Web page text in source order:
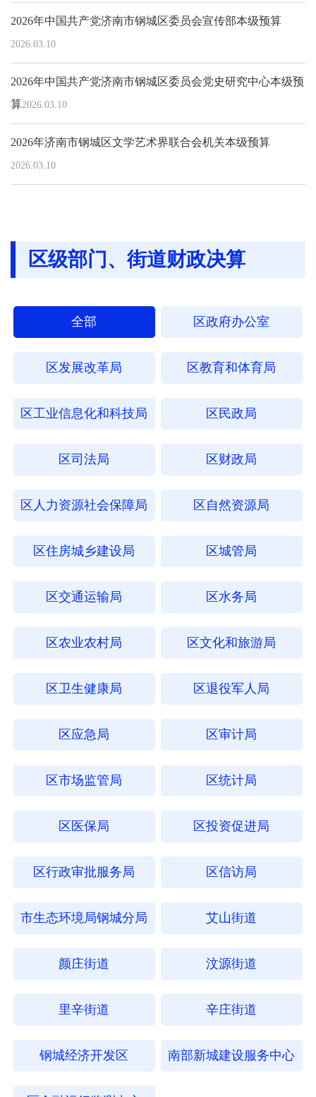
2026年中国共产党济南市钢城区委员会宣传部本级预算
2026.03.10
2026年中国共产党济南市钢城区委员会党史研究中心本级预
算2026.03.10
2026年济南市钢城区文学艺术界联合会机关本级预算
2026.03.10
区级部门、街道财政决算
全部 区政府办公室
区发展改革局 区教育和体育局
区工业信息化和科技局 区民政局
区司法局 区财政局
区人力资源社会保障局 区自然资源局
区住房城乡建设局 区城管局
区交通运输局 区水务局
区农业农村局 区文化和旅游局
区卫生健康局 区退役军人局
区应急局 区审计局
区市场监管局 区统计局
区医保局 区投资促进局
区行政审批服务局 区信访局
市生态环境局钢城分局 艾山街道
颜庄街道 汶源街道
里辛街道 辛庄街道
钢城经济开发区 南部新城建设服务中心